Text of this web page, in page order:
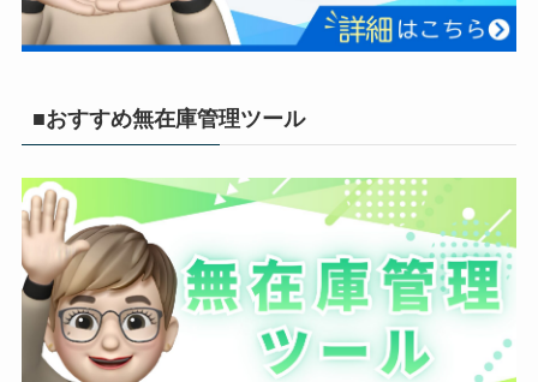
■おすすめ無在庫管理ツール